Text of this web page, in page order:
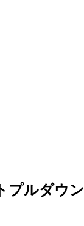
プルダウン